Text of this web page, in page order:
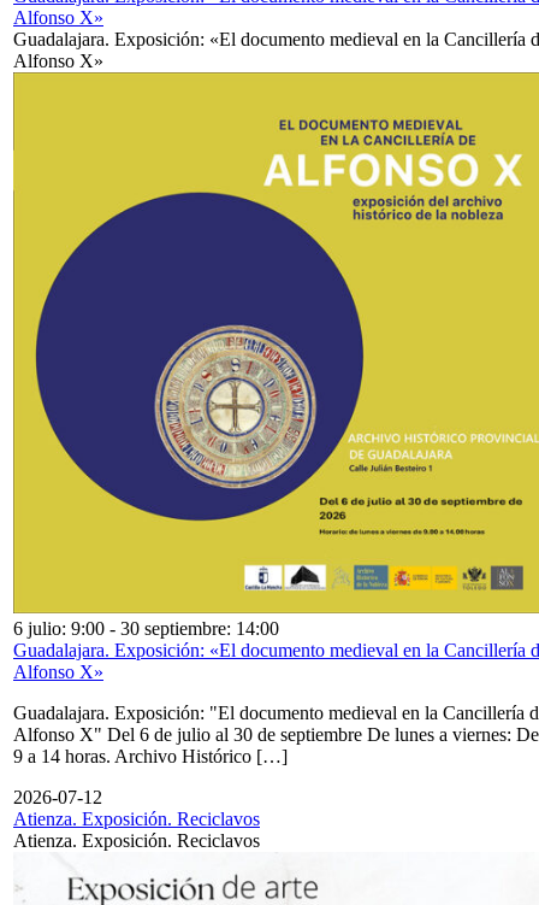
Alfonso X»
Guadalajara. Exposición: «El documento medieval en la Cancillería
Alfonso X»
6 julio: 9:00 - 30 septiembre: 14:00
Guadalajara. Exposición: «El documento medieval en la Cancillería
Alfonso X»
Guadalajara. Exposición: "El documento medieval en la Cancillería
Alfonso X" Del 6 de julio al 30 de septiembre De lunes a viernes: De
9 a 14 horas. Archivo Histórico […]
2026-07-12
Atienza. Exposición. Reciclavos
Atienza. Exposición. Reciclavos